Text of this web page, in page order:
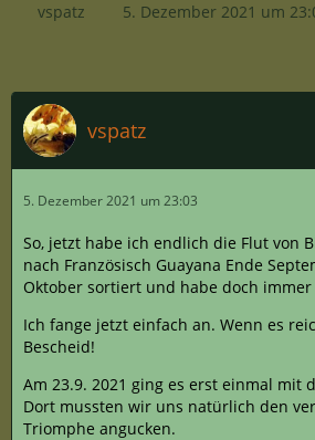
vspatz 5. Dezember 2021 um
vspatz
5. Dezember 2021 um 23:03
So, jetzt habe ich endlich die Flut von
nach Französisch Guayana Ende
Oktober sortiert und habe doch
Ich fange jetzt einfach an. Wenn es
Bescheid!
Am 23.9. 2021 ging es erst einmal mit
Dort mussten wir uns natürlich den
Triomphe angucken.